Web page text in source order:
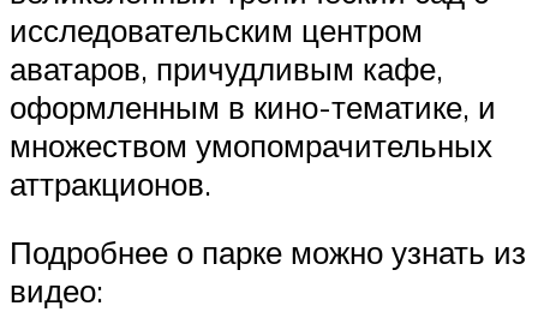
исследовательским центром
аватаров, причудливым кафе,
оформленным в кино-тематике, и
множеством умопомрачительных
аттракционов.
Подробнее о парке можно узнать из
видео: